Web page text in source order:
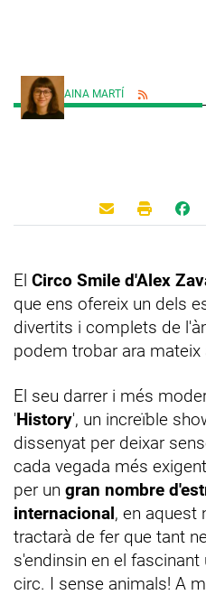
AINA MARTÍ
El Circo Smile d'Alex
que ens ofereix un dels
divertits i complets de
podem trobar ara mateix
El seu darrer i més
'History', un increïble
dissenyat per deixar
cada vegada més
per un gran nombre
internacional, en aquest
tractarà de fer que tant
s'endinsin en el
circ. I sense animals! A